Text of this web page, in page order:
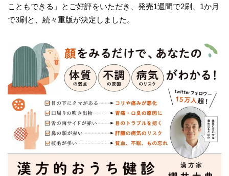
こともできる」とご好評をいただき、発売1週間で2刷、1か月
で3刷と、続々重版が決定しました。